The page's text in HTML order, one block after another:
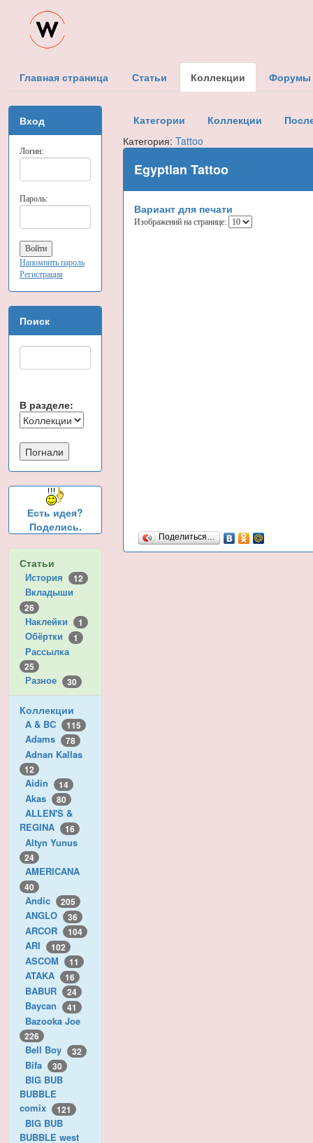
Главная страница Статьи Коллекции Форумы
Вход
Логин:
Пароль:
Напомнить пароль
Регистрация
Поиск
В разделе:
Есть идея?
Поделись.
Статьи
История 12
Вкладыши
26
Наклейки 1
Обёртки 1
Рассылка
25
Разное 30
Коллекции
A & BC 115
Adams 78
Adnan Kallas
12
Aidin 14
Akas 80
ALLEN'S &
REGINA
16
Altyn Yunus
24
AMERICANA
40
Andic 205
ANGLO 36
ARCOR 104
ARI 102
ASCOM 11
ATAKA 16
BABUR 24
Baycan 41
Bazooka Joe
226
Bell Boy 32
Bifa 30
BIG BUB
BUBBLE
comix
121
BIG BUB
BUBBLE west
Категории Коллекции
Категория:Tattoo
Egyptian Tattoo
Вариант для печати
Изображений на странице:
Поделиться…